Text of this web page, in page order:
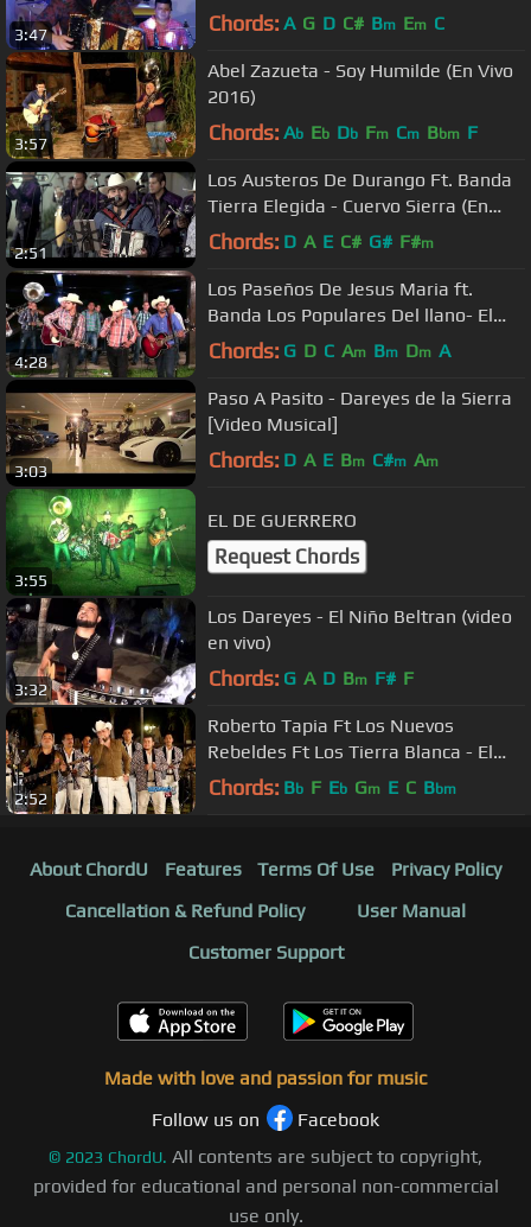
3:47
Exclusivo
Chords: A G D C# Bm Em C
3:57
Abel Zazueta - Soy Humilde (En Vivo
2016)
Chords: Ab Eb Db Fm Cm Bbm F
2:51
Los Austeros De Durango Ft. Banda
Tierra Elegida - Cuervo Sierra (En
Vivo)
Chords: D A E C# G# F#m
4:28
Los Paseños De Jesus Maria ft.
Banda Los Populares Del llano- El
Corrido Del Toco
Chords: G D C Am Bm Dm A
3:03
Paso A Pasito - Dareyes de la Sierra
[Video Musical]
Chords: D A E Bm C#m Am
3:55
EL DE GUERRERO
Request Chords
3:32
Los Dareyes - El Niño Beltran (video
en vivo)
Chords: G A D Bm F# F
2:52
Roberto Tapia Ft Los Nuevos
Rebeldes Ft Los Tierra Blanca - El
Cumpl34ños Del M0ch0m0 (En Vivo
Chords: Bb F Eb Gm E C Bbm
About ChordU Features Terms Of Use
Privacy Policy
Cancellation & Refund Policy
User Manual
Customer Support
Made with love and passion for music
Follow us on
Facebook
© 2023 ChordU. All contents are subject to copyright,
provided for educational and personal non-commercial
use only.